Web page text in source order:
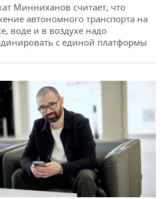
Минниханов считает, что
автономного транспорта на
воде и в воздухе надо
с единой платформы